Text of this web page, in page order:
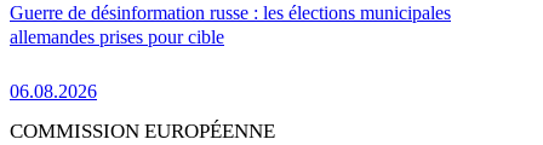
Guerre de désinformation russe : les élections municipales
allemandes prises pour cible
06.08.2026
COMMISSION EUROPÉENNE